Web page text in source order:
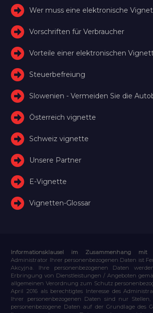
Wer muss eine elektronische
Vorschriften für Verbraucher
Vorteile einer elektronischen
Steuerbefreiung
Slowenien - Vermeiden Sie die
Österreich vignette
Schweiz vignette
Unsere Partner
E-Vignette
Vignetten-Glossar
Informationsklausel im Zusammenhang
Administrator Ihrer personenbezogenen Daten ist
Akcyjna. Ihre personenbezogenen Daten
Erbringung von Dienstleistungen / Angeboten
allgemeinen Verordnung zum Schutz
April 2016 als berechtigtes Interesse des
Ihrer personenbezogenen Daten sind nur
personenbezogene Daten auf der Grundlage des